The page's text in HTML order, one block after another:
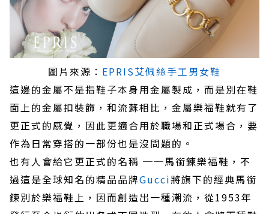
圖片來源： EPRIS艾佩絲手工男女鞋
這邊的金屬不是指鞋子本身用金屬製成，而是別在鞋
面上的金屬扣裝飾，和流蘇相比，金屬樂福鞋就有了
更正式的感覺，因此更適合用於職場和正式場合，要
作為日常穿搭的一部份也是沒問題的。
也有人會給它更正式的名稱 ──馬銜鍊樂福鞋，不
過這是全球知名的精品品牌Gucci將旗下的經典馬銜
鍊別於樂福鞋上，因而創造出一種潮流，從1953年